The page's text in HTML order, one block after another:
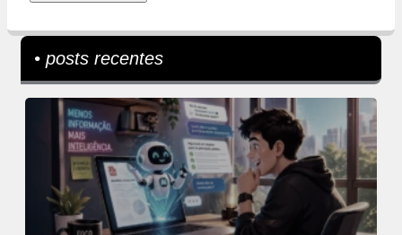
• posts recentes